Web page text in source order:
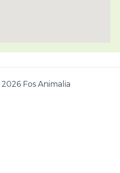
Fos Animalia